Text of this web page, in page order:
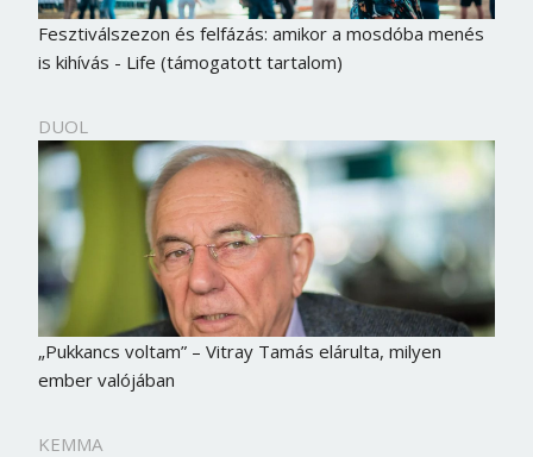
Fesztiválszezon és felfázás: amikor a mosdóba menés
is kihívás - Life (támogatott tartalom)
DUOL
„Pukkancs voltam” – Vitray Tamás elárulta, milyen
ember valójában
KEMMA